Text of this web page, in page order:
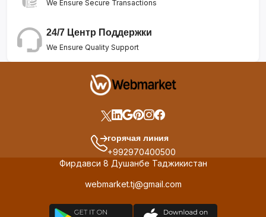
We Ensure Secure Transactions
24/7 Центр Поддержки
We Ensure Quality Support
горячая линия
+992970400500
Фирдавси 8 Душанбе Таджикистан
webmarket.tj@gmail.com